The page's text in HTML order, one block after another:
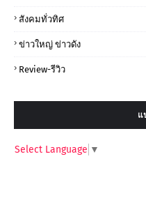
สังคมทั่วทิศ
ข่าวใหญ่ ข่าวดัง
Review-รีวิว
แ
Select Language ▼